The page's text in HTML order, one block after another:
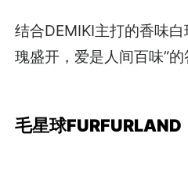
结合DEMIKI主打的香味
瑰盛开，爱是人间百味”的
毛星球FURFURLAND